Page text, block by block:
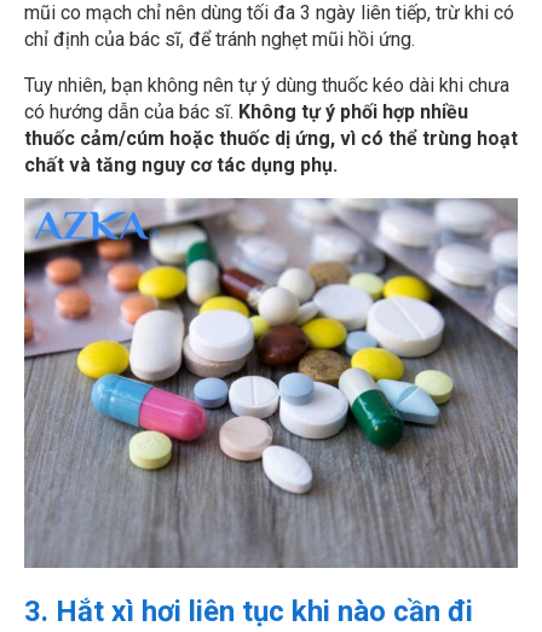
mũi co mạch chỉ nên dùng tối đa 3 ngày liên tiếp, trừ khi có
chỉ định của bác sĩ, để tránh nghẹt mũi hồi ứng.
Tuy nhiên, bạn không nên tự ý dùng thuốc kéo dài khi chưa
có hướng dẫn của bác sĩ. Không tự ý phối hợp nhiều
thuốc cảm/cúm hoặc thuốc dị ứng, vì có thể trùng hoạt
chất và tăng nguy cơ tác dụng phụ.
3. Hắt xì hơi liên tục khi nào cần đi